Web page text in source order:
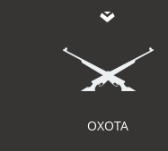
ОХОТА